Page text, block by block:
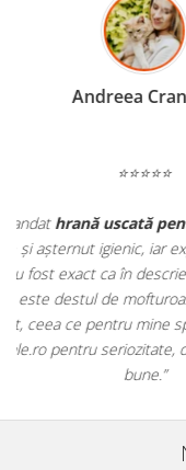
Apreciez foarte mult
doar hrană, ci
antiparazitare,
comod să pot
dintr-un singur loc.
originale și în termen.
pentru